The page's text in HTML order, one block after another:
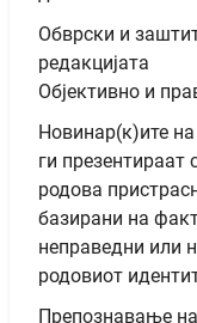
Обврски и
редакцијата
Објективно и
Новинар(к)ите
ги презентираат
родова
базирани на
неправедни или
родовиот
Препознавање